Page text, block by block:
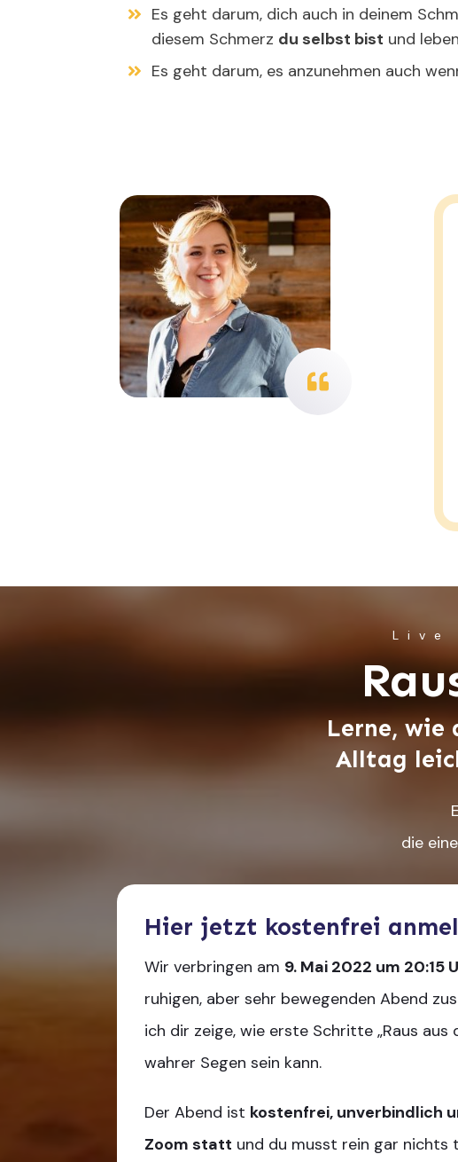
Es geht darum, dich auch in deinem
diesem Schmerz du selbst bist und
Es geht darum, es anzunehmen auch
Live
Lerne, wie
Alltag
die
Hier jetzt kostenfrei
Wir verbringen am 9. Mai 2022 um 20:15
ruhigen, aber sehr bewegenden Abend
ich dir zeige, wie erste Schritte „Raus aus
wahrer Segen sein kann.
Der Abend ist kostenfrei, unverbindlich
Zoom statt und du musst rein gar nichts